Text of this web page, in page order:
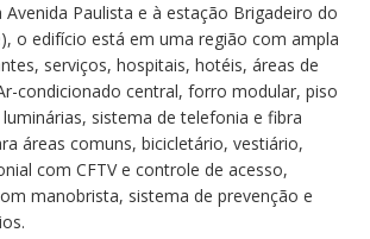
Paulista e à estação Brigadeiro do
o edifício está em uma região com ampla
serviços, hospitais, hotéis, áreas de
condicionado central, forro modular, piso
sistema de telefonia e fibra
áreas comuns, bicicletário, vestiário,
com CFTV e controle de acesso,
manobrista, sistema de prevenção e